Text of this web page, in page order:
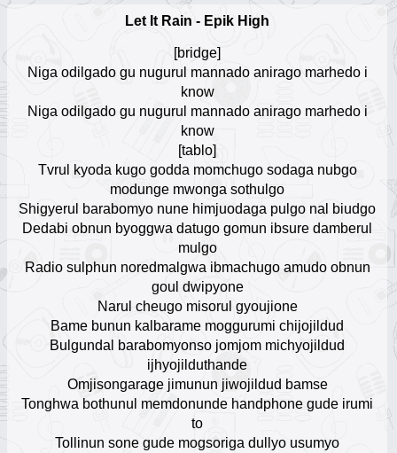
Mac Miller
Escuchar Música online
Eladio Carrion
Escuchar Música online
14
Escuchar Música online
15
Flans
Escuchar Música online
BK'
Escuchar Música online
Kris R.
Escuchar Música online
Rei
Escuchar Música online
Let It Rain - Epik High
[bridge]
Niga odilgado gu nugurul mannado anirago marhedo i
know
Niga odilgado gu nugurul mannado anirago marhedo i
know
[tablo]
Tvrul kyoda kugo godda momchugo sodaga nubgo
modunge mwonga sothulgo
Shigyerul barabomyo nune himjuodaga pulgo nal biudgo
Dedabi obnun byoggwa datugo gomun ibsure damberul
mulgo
Radio sulphun noredmalgwa ibmachugo amudo obnun
goul dwipyone
Narul cheugo misorul gyoujione
Bame bunun kalbarame moggurumi chijojildud
Bulgundal barabomyonso jomjom michyojildud
ijhyojilduthande
Omjisongarage jimunun jiwojildud bamse
Tonghwa bothunul memdonunde handphone gude irumi
to
Tollinun sone gude mogsoriga dullyo usumyo